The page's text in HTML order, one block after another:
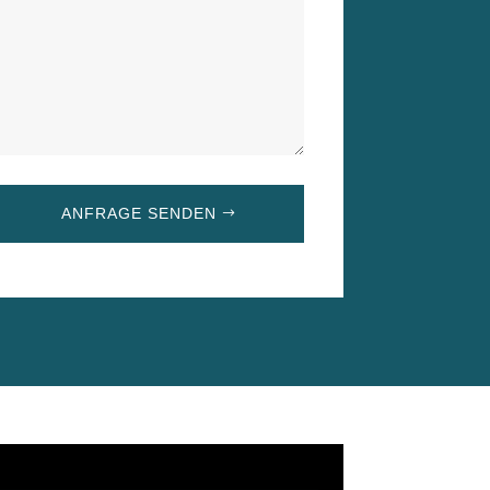
ANFRAGE SENDEN